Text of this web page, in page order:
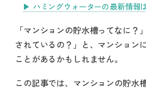
▶︎ ハミングウォーターの最新情報
「マンションの貯水槽ってなに？
されているの？」と、マンション
ことがあるかもしれません。
この記事では、マンションの貯水